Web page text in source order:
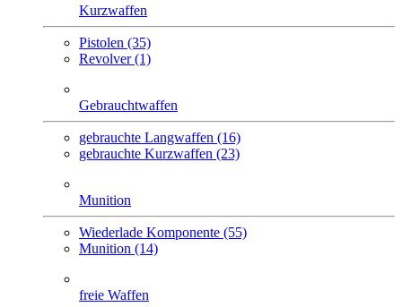
Kurzwaffen
Pistolen (35)
Revolver (1)
Gebrauchtwaffen
gebrauchte Langwaffen (16)
gebrauchte Kurzwaffen (23)
Munition
Wiederlade Komponente (55)
Munition (14)
freie Waffen